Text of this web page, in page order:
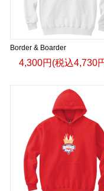
Border & Boarder
4,300円(税込4,730